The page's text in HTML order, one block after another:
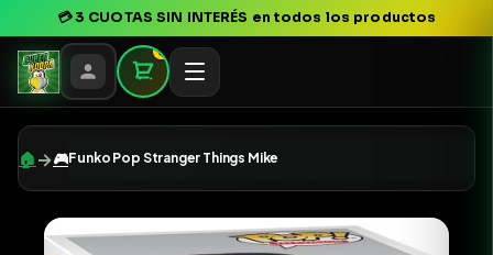
💳3 CUOTAS SIN INTERÉS en todos los productos
0
🏠 →🎮Funko Pop Stranger Things Mike